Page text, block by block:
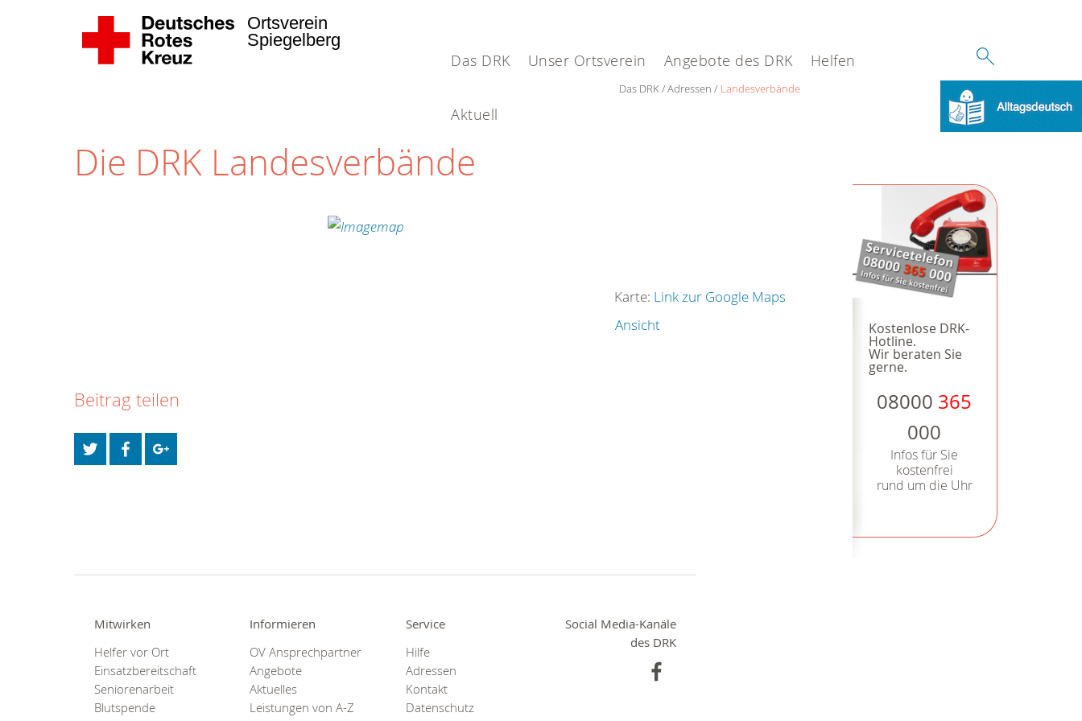
Das DRK Unser Ortsverein Angebote des DRK Helfen
Aktuell
Ortsverein
Spiegelberg
Das DRK Adressen Landesverbände
Die DRK Landesverbände
Kostenlose DRK-
Hotline.
Wir beraten Sie
gerne.
08000 365
000
Infos für Sie
kostenfrei
rund um die Uhr
Karte: Link zur Google Maps
Ansicht
Beitrag teilen
Mitwirken
Helfer vor Ort
Einsatzbereitschaft
Seniorenarbeit
Blutspende
Informieren
OV Ansprechpartner
Angebote
Aktuelles
Leistungen von A-Z
Service
Hilfe
Adressen
Kontakt
Datenschutz
Social Media-Kanäle
des DRK